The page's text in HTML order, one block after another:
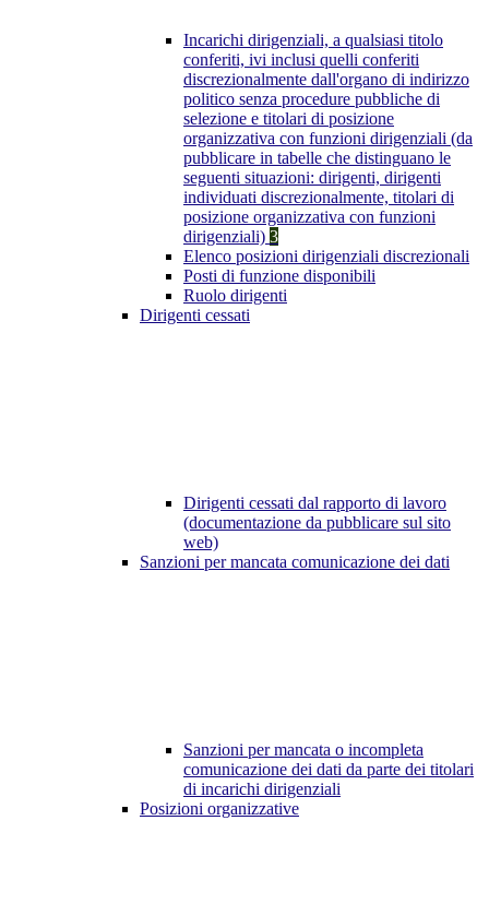
Incarichi dirigenziali, a qualsiasi titolo
conferiti, ivi inclusi quelli conferiti
discrezionalmente dall'organo di indirizzo
politico senza procedure pubbliche di
selezione e titolari di posizione
organizzativa con funzioni dirigenziali (da
pubblicare in tabelle che distinguano le
seguenti situazioni: dirigenti, dirigenti
individuati discrezionalmente, titolari di
posizione organizzativa con funzioni
dirigenziali) 3
Elenco posizioni dirigenziali discrezionali
Posti di funzione disponibili
Ruolo dirigenti
Dirigenti cessati
Dirigenti cessati dal rapporto di lavoro
(documentazione da pubblicare sul sito
web)
Sanzioni per mancata comunicazione dei dati
Sanzioni per mancata o incompleta
comunicazione dei dati da parte dei titolari
di incarichi dirigenziali
Posizioni organizzative